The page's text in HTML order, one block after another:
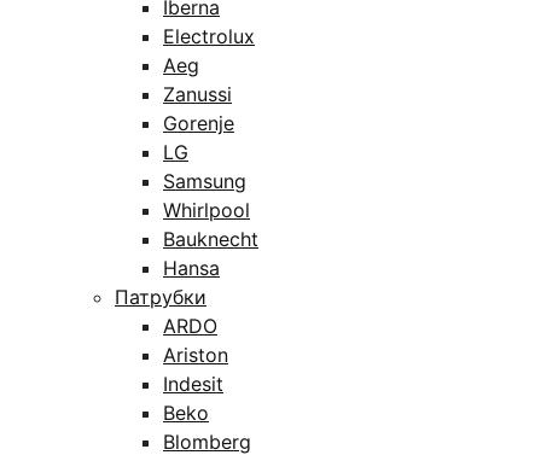
Iberna
Electrolux
Aeg
Zanussi
Gorenje
LG
Samsung
Whirlpool
Bauknecht
Hansa
Патрубки
ARDO
Ariston
Indesit
Beko
Blomberg